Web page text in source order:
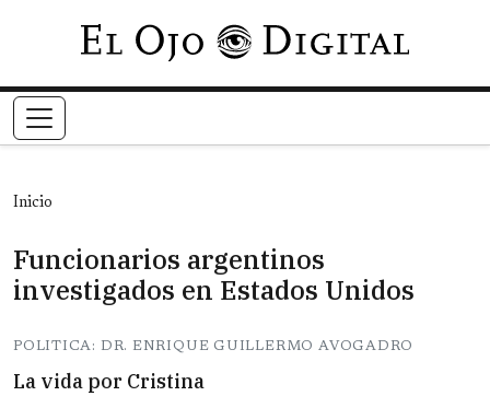
Pasar al contenido principal
Inicio
Funcionarios argentinos
investigados en Estados Unidos
POLITICA: DR. ENRIQUE GUILLERMO AVOGADRO
La vida por Cristina